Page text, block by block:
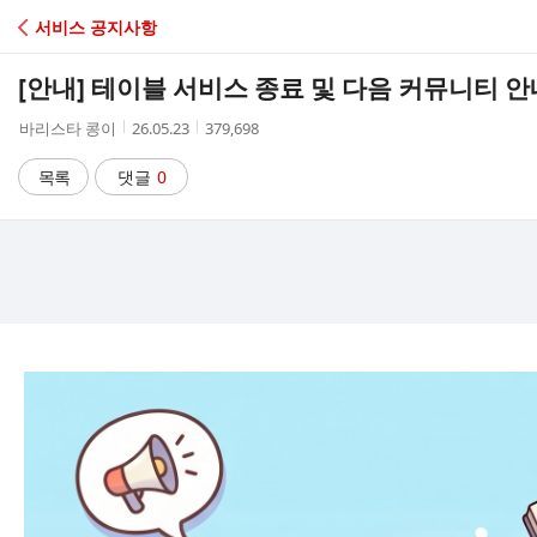
C
A
서비스 공지사항
[안내] 테이블 서비스 종료 및 다음 커뮤니티 안
작
자
바리스타 콩이
작
시
간
26.05.23
조
379,698
목록 댓글 0